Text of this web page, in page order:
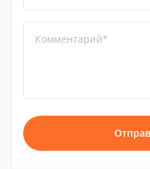
Комментарий*